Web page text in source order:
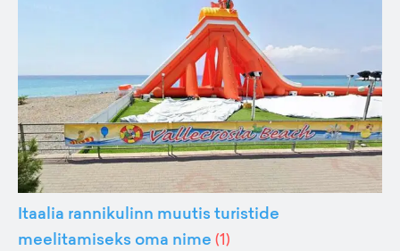
Itaalia rannikulinn muutis turistide
meelitamiseks oma nime (1)